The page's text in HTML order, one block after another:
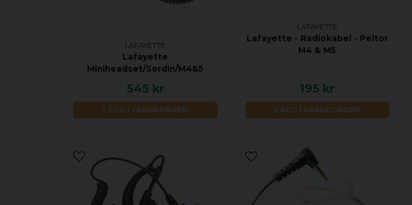
LAFAYETTE
Lafayette
Miniheadset/Sordin/M4&5
545 kr
LÄGG I VARUKORGEN
LAFAYETTE
Lafayette - Radiokabel - Peltor
M4 & M5
195 kr
LÄGG I VARUKORGEN